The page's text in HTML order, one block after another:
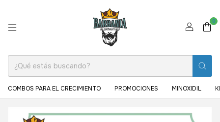
0
COMBOS PARA EL CRECIMIENTO PROMOCIONES MINOXIDIL